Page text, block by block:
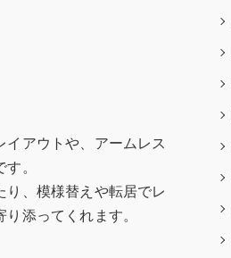
アウトや、アームレス
。
、模様替えや転居でレ
添ってくれます。